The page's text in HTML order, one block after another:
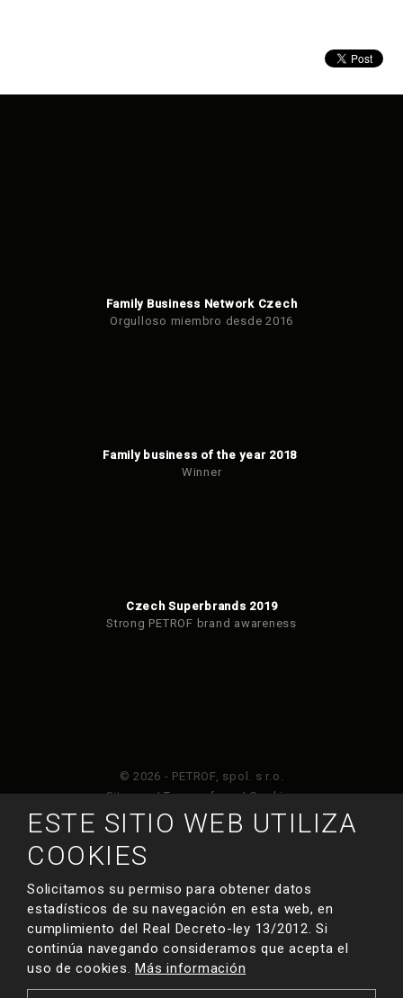
Family Business Network Czech
Orgulloso miembro desde 2016
Family business of the year 2018
Winner
Czech Superbrands 2019
Strong PETROF brand awareness
© 2026 - PETROF, spol. s r.o.
Sitemap|Terms of use|Cookies
y está sujeto a la política de privacidad de
HECHO POR
ESTE SITIO WEB UTILIZA
COOKIES
Solicitamos su permiso para obtener datos
estadísticos de su navegación en esta web, en
cumplimiento del Real Decreto-ley 13/2012. Si
continúa navegando consideramos que acepta el
uso de cookies. Más información